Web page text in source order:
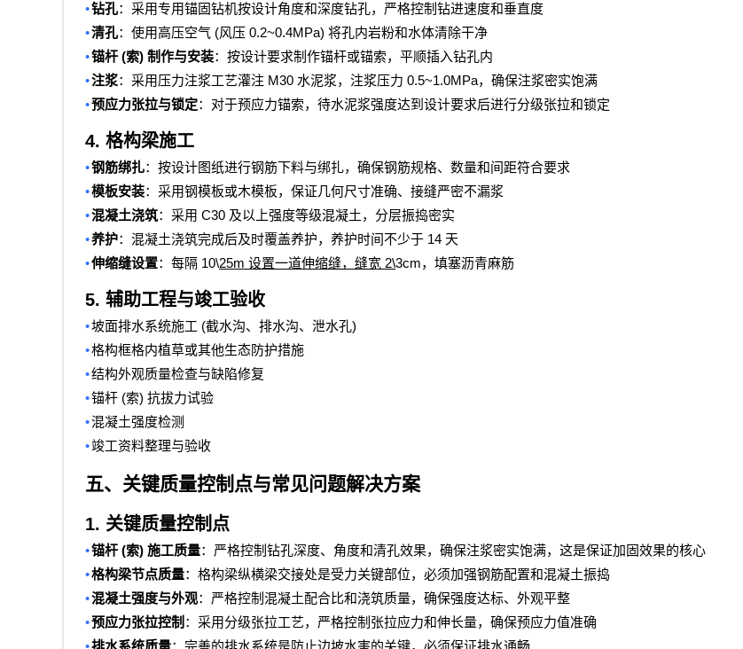
•钻孔：采用专用锚固钻机按设计角度和深度钻孔，严格控制钻进速度和垂直度
•清孔：使用高压空气 (风压 0.2~0.4MPa) 将孔内岩粉和水体清除干净
•锚杆 (索) 制作与安装：按设计要求制作锚杆或锚索，平顺插入钻孔内
•注浆：采用压力注浆工艺灌注 M30 水泥浆，注浆压力 0.5~1.0MPa，确保注浆密实饱满
•预应力张拉与锁定：对于预应力锚索，待水泥浆强度达到设计要求后进行分级张拉和锁定
4. 格构梁施工
•钢筋绑扎：按设计图纸进行钢筋下料与绑扎，确保钢筋规格、数量和间距符合要求
•模板安装：采用钢模板或木模板，保证几何尺寸准确、接缝严密不漏浆
•混凝土浇筑：采用 C30 及以上强度等级混凝土，分层振捣密实
•养护：混凝土浇筑完成后及时覆盖养护，养护时间不少于 14 天
•伸缩缝设置：每隔 10\25m 设置一道伸缩缝，缝宽 2\3cm，填塞沥青麻筋
5. 辅助工程与竣工验收
•坡面排水系统施工 (截水沟、排水沟、泄水孔)
•格构框格内植草或其他生态防护措施
•结构外观质量检查与缺陷修复
•锚杆 (索) 抗拔力试验
•混凝土强度检测
•竣工资料整理与验收
五、关键质量控制点与常见问题解决方案
1. 关键质量控制点
•锚杆 (索) 施工质量：严格控制钻孔深度、角度和清孔效果，确保注浆密实饱满，这是保证加固效果的核心
•格构梁节点质量：格构梁纵横梁交接处是受力关键部位，必须加强钢筋配置和混凝土振捣
•混凝土强度与外观：严格控制混凝土配合比和浇筑质量，确保强度达标、外观平整
•预应力张拉控制 ：采用分级张拉工艺，严格控制张拉应力和伸长量，确保预应力值准确